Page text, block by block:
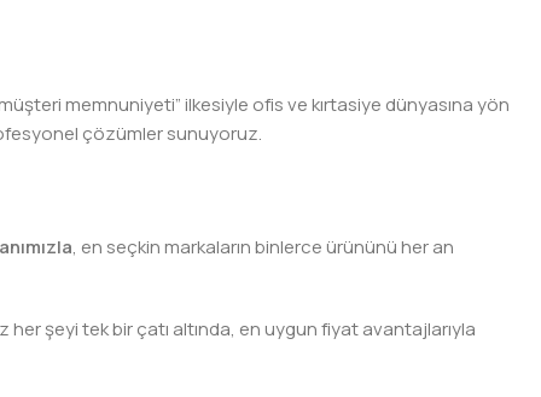
memnuniyeti” ilkesiyle ofis ve kırtasiye dünyasına yön
çözümler sunuyoruz.
, en seçkin markaların binlerce ürününü her an
şeyi tek bir çatı altında, en uygun fiyat avantajlarıyla